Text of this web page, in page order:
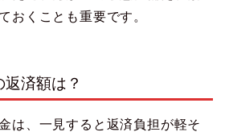
おくことも重要です。
済額は？
は、一見すると返済負担が軽そ